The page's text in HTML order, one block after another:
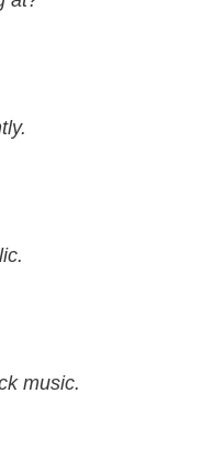
music.